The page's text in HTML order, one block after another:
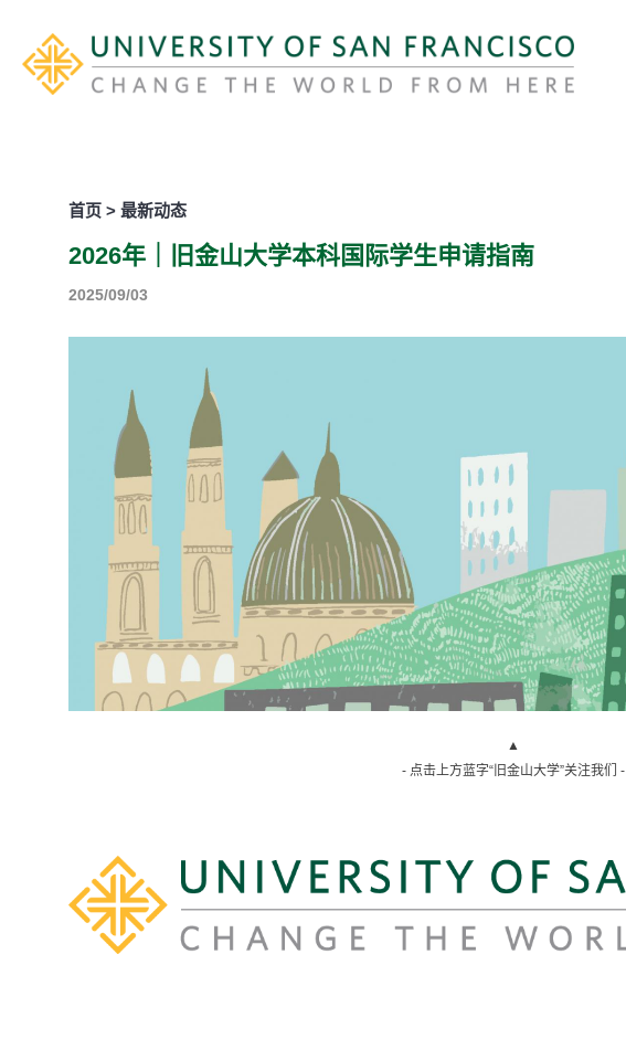
首页 > 最新动态
2026年｜旧金山大学本科国际学生申请指南
2025/09/03
▲
- 点击上方蓝字“旧金山大学”关注我们 -